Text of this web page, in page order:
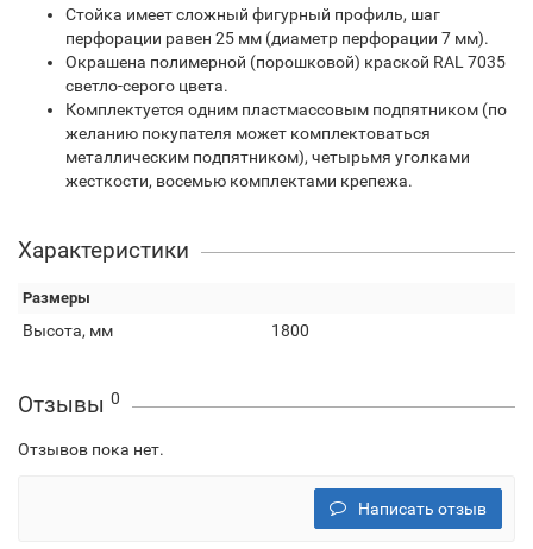
Стойка имеет сложный фигурный профиль, шаг
перфорации равен 25 мм (диаметр перфорации 7 мм).
Окрашена полимерной (порошковой) краской RAL 7035
светло-серого цвета.
Комплектуется одним пластмассовым подпятником (по
желанию покупателя может комплектоваться
металлическим подпятником), четырьмя уголками
жесткости, восемью комплектами крепежа.
Характеристики
Размеры
Высота, мм 1800
Отзывы 0
Отзывов пока нет.
Написать отзыв